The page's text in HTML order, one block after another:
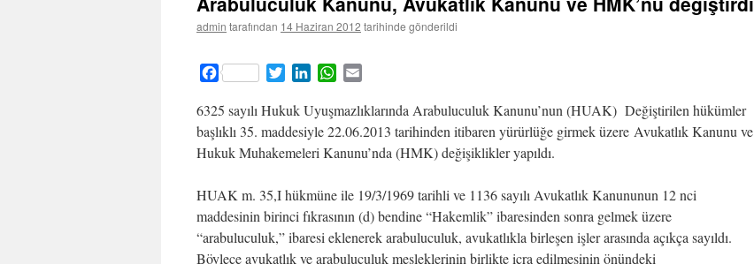
admin tarafından 14 Haziran 2012 tarihinde gönderildi
Facebook TwitterLinkedInWhatsApp
6325 sayılı Hukuk Uyuşmazlıklarında Arabuluculuk Kanunu’nun (HUAK) Değiştirilen hükümler
başlıklı 35. maddesiyle 22.06.2013 tarihinden itibaren yürürlüğe girmek üzere Avukatlık Kanunu ve
Hukuk Muhakemeleri Kanunu’nda (HMK) değişiklikler yapıldı.
HUAK m. 35,I hükmüne ile 19/3/1969 tarihli ve 1136 sayılı Avukatlık Kanununun 12 nci
maddesinin birinci fıkrasının (d) bendine “Hakemlik” ibaresinden sonra gelmek üzere
“arabuluculuk,” ibaresi eklenerek arabuluculuk, avukatlıkla birleşen işler arasında açıkça sayıldı.
Böylece avukatlık ve arabuluculuk mesleklerinin birlikte icra edilmesinin önündeki